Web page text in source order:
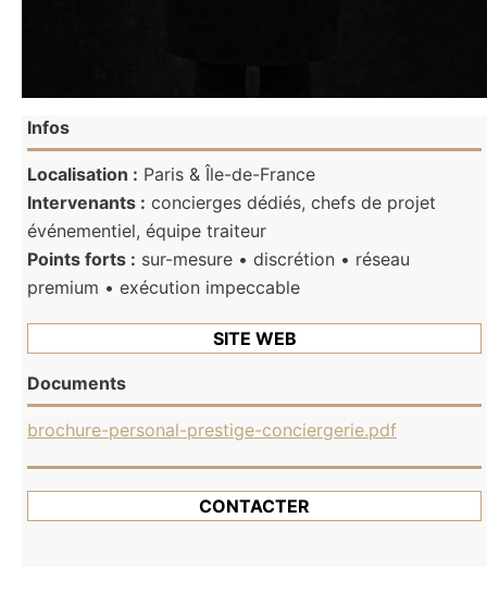
Infos
Localisation : Paris & Île-de-France
Intervenants : concierges dédiés, chefs de projet
événementiel, équipe traiteur
Points forts : sur-mesure • discrétion • réseau
premium • exécution impeccable
SITE WEB
Documents
brochure-personal-prestige-conciergerie.pdf
CONTACTER